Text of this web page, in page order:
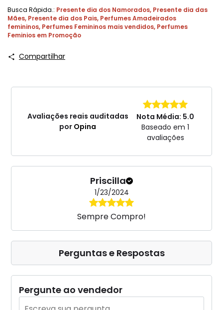
Busca Rápida.: Presente dia dos Namorados, Presente dia das
Mães, Presente dia dos Pais, Perfumes Amadeirados
femininos, Perfumes Femininos mais vendidos, Perfumes
Feminios em Promoção
Compartilhar
Avaliações reais auditadas
por Opina
Nota Média: 5.0
Baseado em 1
avaliações
Priscilla
1/23/2024
Sempre Compro!
Perguntas e Respostas
Pergunte ao vendedor